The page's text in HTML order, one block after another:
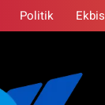
Politik Ekbis